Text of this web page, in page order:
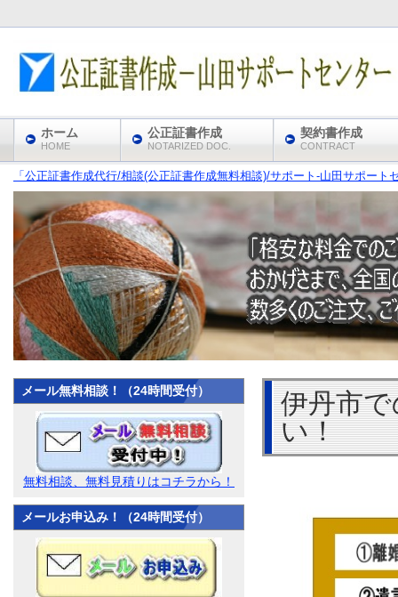
「公正証書作成代行/相談(公正証書作成無料相談)/サポート‐山田サポート
伊丹市
い！
メール無料相談！（24時間受付）
無料相談、無料見積りはコチラから！
メールお申込み！（24時間受付）
ホーム
HOME
公正証書作成
NOTARIZED DOC.
契約書作成
CONTRACT